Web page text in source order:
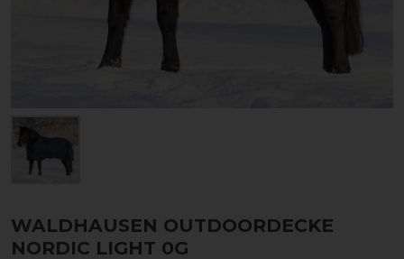
WALDHAUSEN OUTDOORDECKE
NORDIC LIGHT 0G